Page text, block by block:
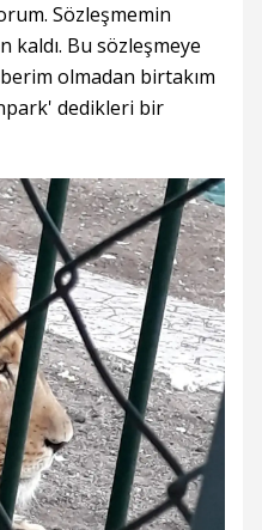
Sözleşmemin
kaldı. Bu sözleşmeye
olmadan birtakım
dedikleri bir